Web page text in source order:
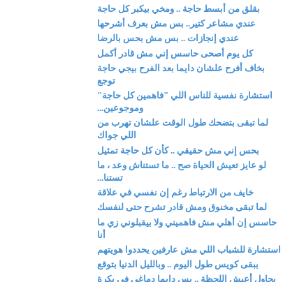
بقلق من أبسط حاجة .. ومخي بيكبر كل حاجة
عندي مشاعر كتير.. بس مش بعرف أشرحها
عندي إنجازات .. بس مش بحس بالرضا
كل يوم أصحى حاسس إني مش قادر أكمل
بخاف أفرح علشان دايما بعد الفرح بيجي حاجة
توجع
استشارة نفسية للناس اللي "فاهمين كل حاجة"
وموجوعين...
لما تبقى بتضحك طول الوقت علشان تهرب من
اللي جواك
بحس إني مش حقيقي .. كأن كل حاجة تمثيل
لو عايز تعيش الحياة صح .. ما تستناش وعد ، ما
تستنا...
خايف من الارتباط رغم إن نفسي في علاقة
لما تبقى مخنوق ومش قادر تشرح حتى لنفسك
حاسس إن أهلي مش فاهميني ولا بيقبلوني زي ما
أنا
استشارة للشباب اللي مش عارفين يحددوا هويتهم
ببقى كويس طول اليوم .. وبالليل الدنيا بتوقع
بحاول أعيش اللحظة .. بس دايما دماغي في بكرة